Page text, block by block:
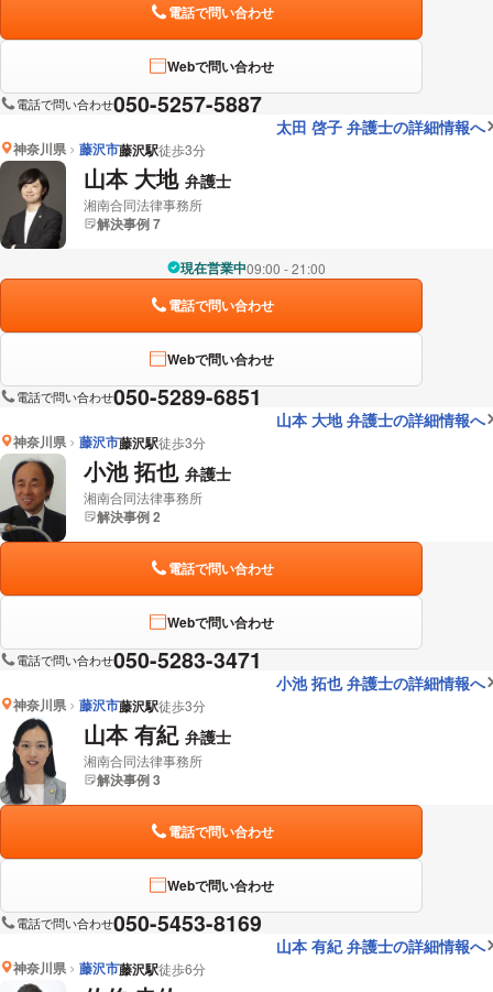
電話で問い合わせ
Webで問い合わせ
電話で問い合わせ050-5257-5887
太田 啓子 弁護士の詳細情報へ
神奈川県 藤沢市藤沢駅徒歩3分
山本 大地 弁護士
湘南合同法律事務所
解決事例 7
現在営業中09:00 - 21:00
電話で問い合わせ
Webで問い合わせ
電話で問い合わせ050-5289-6851
山本 大地 弁護士の詳細情報へ
神奈川県 藤沢市藤沢駅徒歩3分
小池 拓也 弁護士
湘南合同法律事務所
解決事例 2
電話で問い合わせ
Webで問い合わせ
電話で問い合わせ050-5283-3471
小池 拓也 弁護士の詳細情報へ
神奈川県 藤沢市藤沢駅徒歩3分
山本 有紀 弁護士
湘南合同法律事務所
解決事例 3
電話で問い合わせ
Webで問い合わせ
電話で問い合わせ050-5453-8169
山本 有紀 弁護士の詳細情報へ
神奈川県 藤沢市藤沢駅徒歩6分